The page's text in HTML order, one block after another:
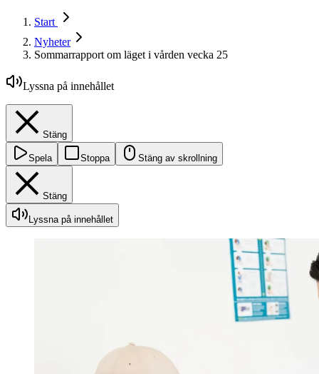
Start
Nyheter
Sommarrapport om läget i vården vecka 25
Lyssna på innehållet
Stäng
Spela Stoppa Stäng av skrollning
Stäng
Lyssna på innehållet